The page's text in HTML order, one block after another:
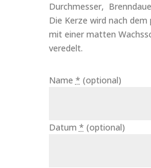
Durchmesser,
Die Kerze wird nach dem
mit einer matten
veredelt.
Name * (optional)
Datum * (optional)